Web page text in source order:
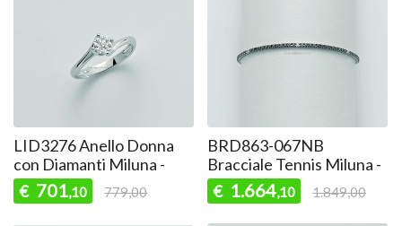
LID3276 Anello Donna
con Diamanti Miluna -
€ 701,10 779,00
BRD863-067NB
Bracciale Tennis Miluna -
€ 1.664,10 1.849,00